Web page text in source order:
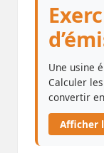
Une usine
Calculer
convertir
Afficher